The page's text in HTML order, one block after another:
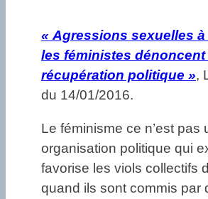
« Agressions sexuelles
les féministes dénoncent
récupération politique »,
du 14/01/2016.
Le féminisme ce n’est pas
organisation politique qui
favorise les viols collectifs
quand ils sont commis par